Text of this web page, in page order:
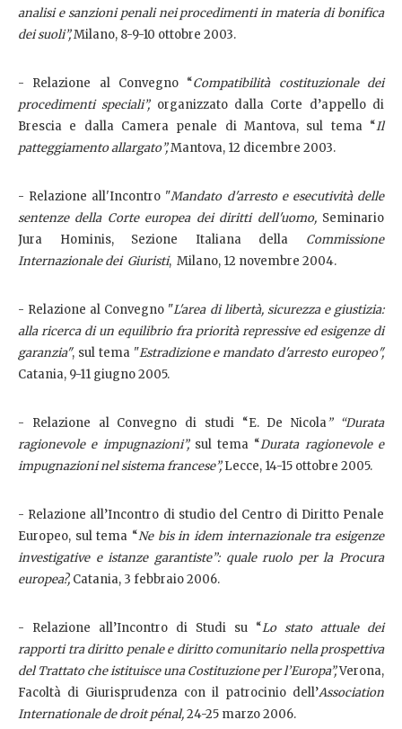
analisi e sanzioni penali nei procedimenti in materia di bonifica
dei suoli”,Milano, 8-9-10 ottobre 2003.
- Relazione al Convegno “Compatibilità costituzionale dei
procedimenti speciali”,organizzato dalla Corte d’appello di
Brescia e dalla Camera penale di Mantova, sul tema “Il
patteggiamento allargato”,Mantova, 12 dicembre 2003.
- Relazione all'Incontro "Mandato d'arresto e esecutività delle
sentenze della Corte europea dei diritti dell'uomo, Seminario
Jura Hominis, Sezione Italiana della Commissione
Internazionale dei Giuristi, Milano, 12 novembre 2004.
- Relazione al Convegno "L'area di libertà, sicurezza e giustizia:
alla ricerca di un equilibrio fra priorità repressive ed esigenze di
garanzia", sul tema "Estradizione e mandato d'arresto europeo",
Catania, 9-11 giugno 2005.
- Relazione al Convegno di studi “E. De Nicola” “Durata
ragionevole e impugnazioni”,sul tema “Durata ragionevole e
impugnazioni nel sistema francese”,Lecce, 14-15 ottobre 2005.
- Relazione all’Incontro di studio del Centro di Diritto Penale
Europeo, sul tema “Ne bis in idem internazionale tra esigenze
investigative e istanze garantiste”: quale ruolo per la Procura
europea?, Catania, 3 febbraio 2006.
- Relazione all’Incontro di Studi su “Lo stato attuale dei
rapporti tra diritto penale e diritto comunitario nella prospettiva
del Trattato che istituisce una Costituzione per l’Europa”,Verona,
Facoltà di Giurisprudenza con il patrocinio dell’Association
Internationale de droit pénal,24-25 marzo 2006.